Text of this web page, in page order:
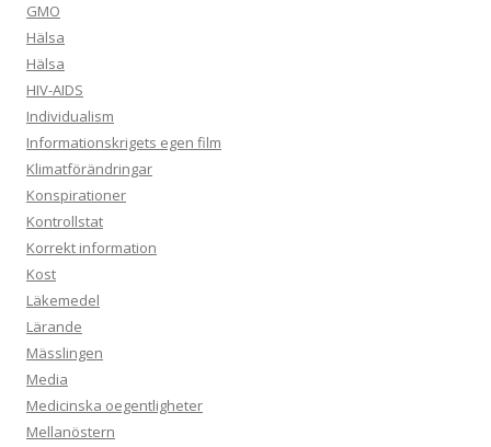
GMO
Hälsa
Hälsa
HIV-AIDS
Individualism
Informationskrigets egen film
Klimatförändringar
Konspirationer
Kontrollstat
Korrekt information
Kost
Läkemedel
Lärande
Mässlingen
Media
Medicinska oegentligheter
Mellanöstern